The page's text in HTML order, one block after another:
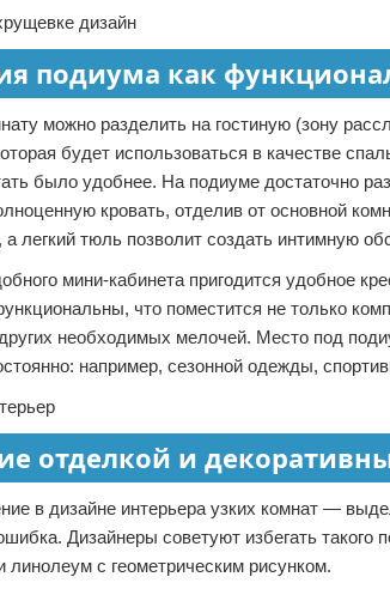
подиума как
можно разделить на гостиную (зону
будет использоваться в качестве
было удобнее. На подиуме достаточно
кровать, отделив от основной
легкий тюль позволит создать интимную
мини-кабинета пригодится удобное
что поместится не только
других необходимых мелочей. Место под
например, сезонной одежды,
отделкой и
в дизайне интерьера узких комнат —
Дизайнеры советуют избегать
линолеум с геометрическим рисунком.